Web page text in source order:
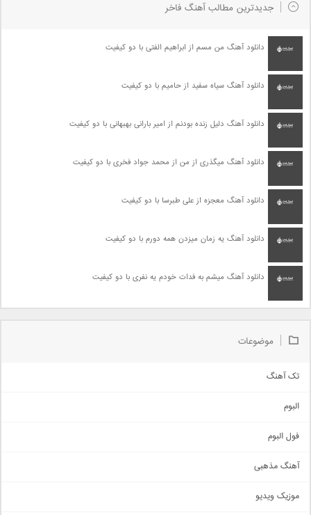
جدیدترین مطالب آهنگ فاخر
دانلود آهنگ من مسم از ابراهیم الفتی با دو کیفیت
دانلود آهنگ سیاه سفید از حامیم با دو کیفیت
دانلود آهنگ دلیل زنده بودنم از امیر بارانی بهبهانی با دو کیفیت
دانلود آهنگ میگذری از من از محمد جواد فخری با دو کیفیت
دانلود آهنگ معجزه از علی طبرسا با دو کیفیت
دانلود آهنگ یه زمان میزدن همه دورم با دو کیفیت
دانلود آهنگ میشم به فدات خودم یه نفری با دو کیفیت
موضوعات
تک آهنگ
اجتماعی
حماسی
سنتی
البوم
فول البوم
آهنگ مذهبی
موزیک ویدیو